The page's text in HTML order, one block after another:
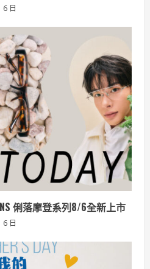
6 日
俐落摩登系列8/6全新上市
6 日